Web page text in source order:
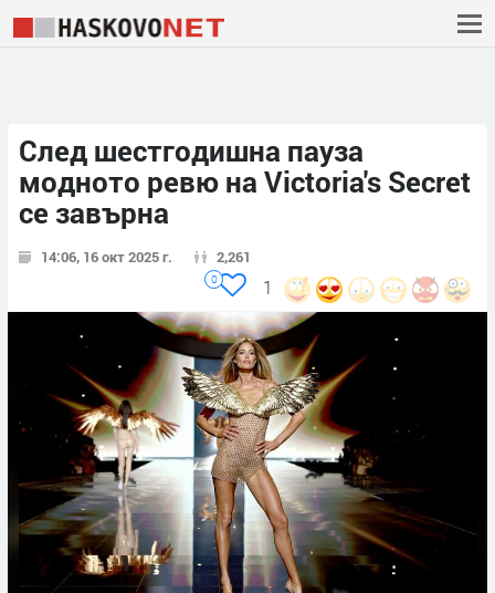
След шестгодишна пауза
модното ревю на Victoria's Secret
се завърна
14:06, 16 окт 2025 г. 2,261
1
0